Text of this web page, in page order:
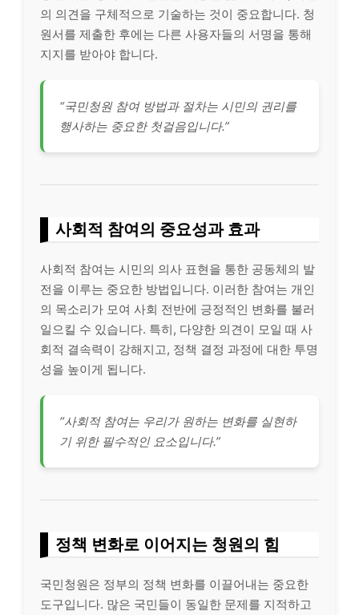
의 의견을 구체적으로 기술하는 것이 중요합니다. 청
원서를 제출한 후에는 다른 사용자들의 서명을 통해
지지를 받아야 합니다.
“국민청원 참여 방법과 절차는 시민의 권리를
행사하는 중요한 첫걸음입니다.”
사회적 참여의 중요성과 효과
사회적 참여는 시민의 의사 표현을 통한 공동체의 발
전을 이루는 중요한 방법입니다. 이러한 참여는 개인
의 목소리가 모여 사회 전반에 긍정적인 변화를 불러
일으킬 수 있습니다. 특히, 다양한 의견이 모일 때 사
회적 결속력이 강해지고, 정책 결정 과정에 대한 투명
성을 높이게 됩니다.
“사회적 참여는 우리가 원하는 변화를 실현하
기 위한 필수적인 요소입니다.”
정책 변화로 이어지는 청원의 힘
국민청원은 정부의 정책 변화를 이끌어내는 중요한
도구입니다. 많은 국민들이 동일한 문제를 지적하고